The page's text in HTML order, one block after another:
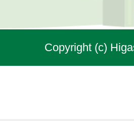
Copyright (c)